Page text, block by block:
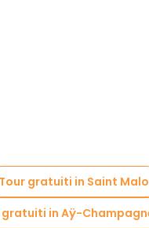
Tour gratuiti in Saint Malo
gratuiti in Aÿ-